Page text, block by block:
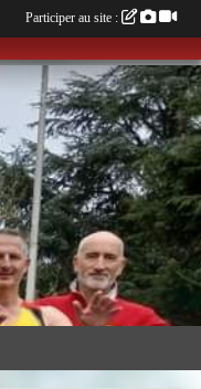
Participer au site :